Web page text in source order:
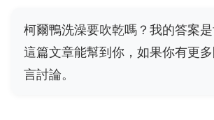
柯爾鴨洗澡要吹乾嗎？我的答案
這篇文章能幫到你，如果你有更
言討論。